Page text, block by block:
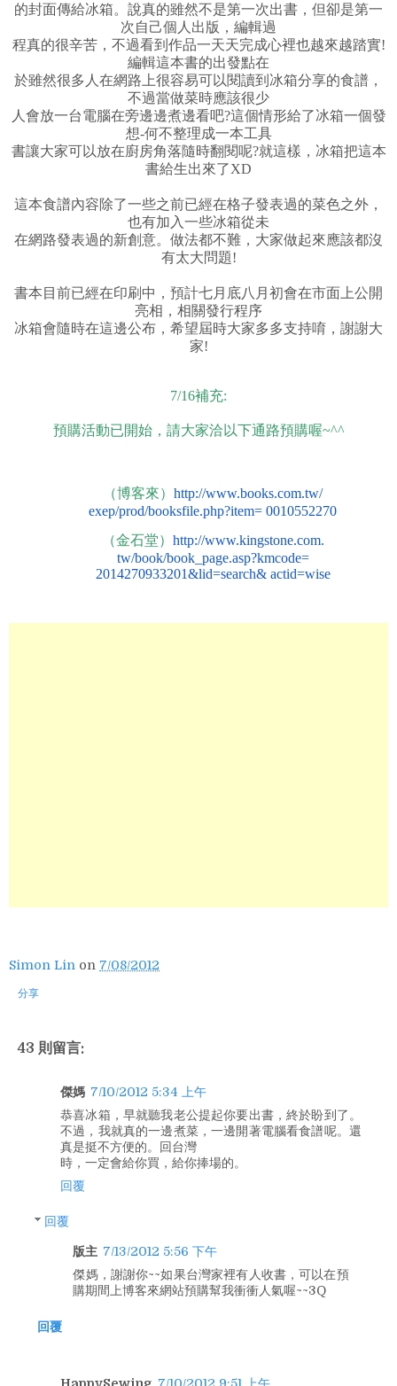
的封面傳給冰箱。說真的雖然不是第一次出書，但卻是第一
次自己個人出版，編輯過
程真的很辛苦，不過看到作品一天天完成心裡也越來越踏實!
編輯這本書的出發點在
於雖然很多人在網路上很容易可以閱讀到冰箱分享的食譜，
不過當做菜時應該很少
人會放一台電腦在旁邊邊煮邊看吧?這個情形給了冰箱一個發
想-何不整理成一本工具
書讓大家可以放在廚房角落隨時翻閱呢?就這樣，冰箱把這本
書給生出來了XD
這本食譜內容除了一些之前已經在格子發表過的菜色之外，
也有加入一些冰箱從未
在網路發表過的新創意。做法都不難，大家做起來應該都沒
有太大問題!
書本目前已經在印刷中，預計七月底八月初會在市面上公開
亮相，相關發行程序
冰箱會隨時在這邊公布，希望屆時大家多多支持唷，謝謝大
家!
7/16補充:
預購活動已開始，請大家洽以下通路預購喔~^^
（博客來） http://www.books.com.tw/
exep/prod/booksfile.php?item= 0010552270
（金石堂） http://www.kingstone.com.
tw/book/book_page.asp?kmcode=
2014270933201&lid=search& actid=wise
Simon Lin on 7/08/2012
分享
43 則留言:
傑媽 7/10/2012 5:34 上午
恭喜冰箱，早就聽我老公提起你要出書，終於盼到了。
不過，我就真的一邊煮菜，一邊開著電腦看食譜呢。還
真是挺不方便的。回台灣
時，一定會給你買，給你捧場的。
回覆
回覆
版主 7/13/2012 5:56 下午
傑媽，謝謝你~~如果台灣家裡有人收書，可以在預
購期間上博客來網站預購幫我衝衝人氣喔~~3Q
回覆